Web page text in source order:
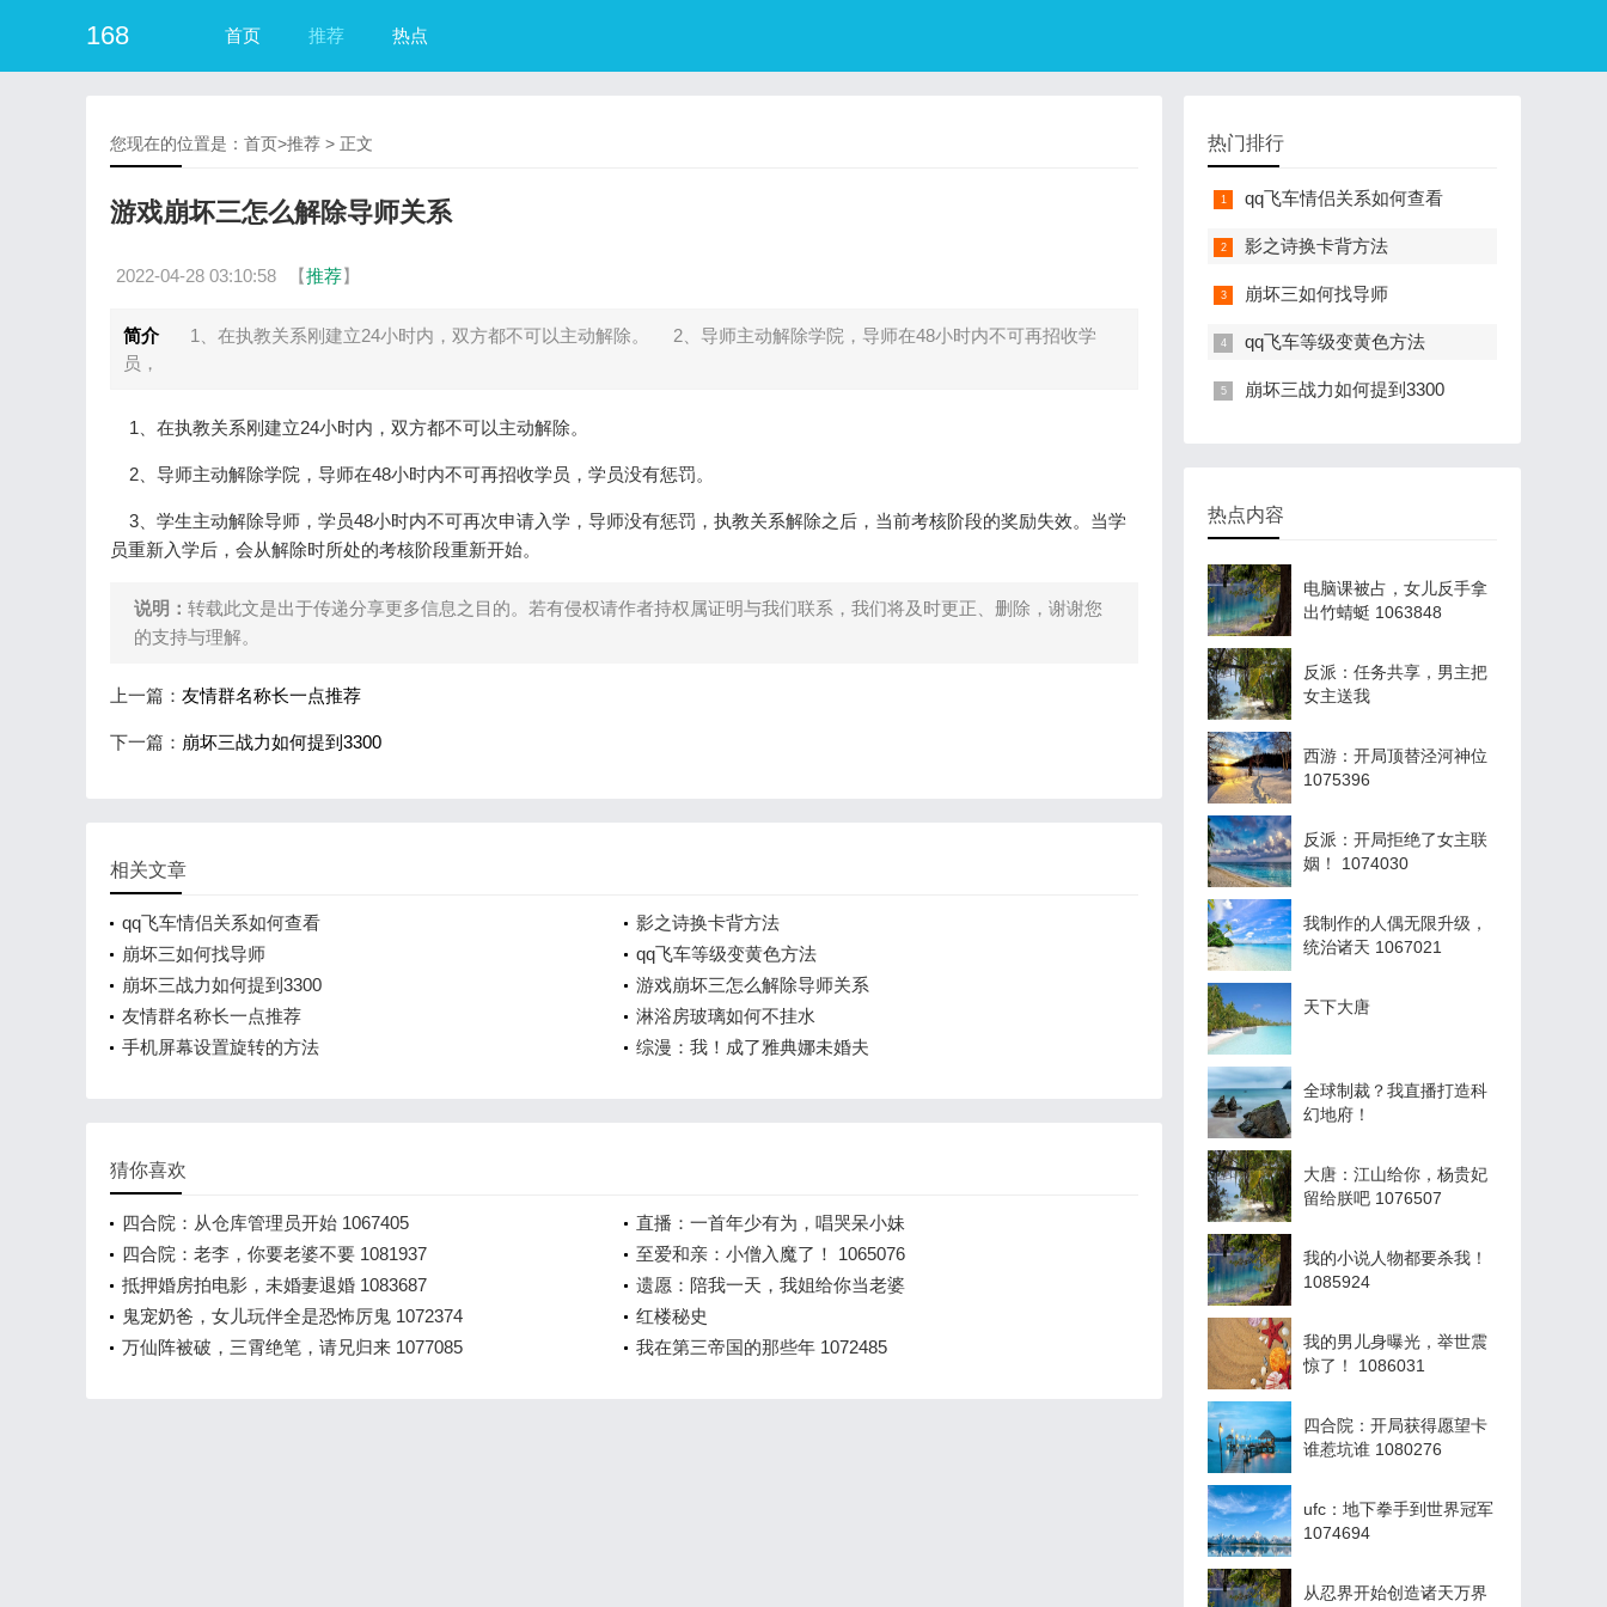
168 首页 推荐 热点
您现在的位置是： 首页>推荐 > 正文
游戏崩坏三怎么解除导师关系
2022-04-28 03:10:58 【推荐】
简介
1、在执教关系刚建立24小时内，双方都不可以主动解除。 2、导师主动解除学院，导师在48小时内不可再招收学
员，
1、在执教关系刚建立24小时内，双方都不可以主动解除。
2、导师主动解除学院，导师在48小时内不可再招收学员，学员没有惩罚。
3、学生主动解除导师，学员48小时内不可再次申请入学，导师没有惩罚，执教关系解除之后，当前考核阶段的奖励失效。当学
员重新入学后，会从解除时所处的考核阶段重新开始。
说明： 转载此文是出于传递分享更多信息之目的。若有侵权请作者持权属证明与我们联系，我们将及时更正、删除，谢谢您
的支持与理解。
上一篇： 友情群名称长一点推荐
下一篇： 崩坏三战力如何提到3300
相关文章
qq飞车情侣关系如何查看
影之诗换卡背方法
崩坏三如何找导师
qq飞车等级变黄色方法
崩坏三战力如何提到3300
游戏崩坏三怎么解除导师关系
友情群名称长一点推荐
淋浴房玻璃如何不挂水
手机屏幕设置旋转的方法
综漫：我！成了雅典娜未婚夫
猜你喜欢
四合院：从仓库管理员开始 1067405
直播：一首年少有为，唱哭呆小妹
四合院：老李，你要老婆不要 1081937
至爱和亲：小僧入魔了！ 1065076
抵押婚房拍电影，未婚妻退婚 1083687
遗愿：陪我一天，我姐给你当老婆
鬼宠奶爸，女儿玩伴全是恐怖厉鬼 1072374
红楼秘史
万仙阵被破，三霄绝笔，请兄归来 1077085
我在第三帝国的那些年 1072485
热门排行
qq飞车情侣关系如何查看
影之诗换卡背方法
崩坏三如何找导师
qq飞车等级变黄色方法
崩坏三战力如何提到3300
热点内容
电脑课被占，女儿反手拿
出竹蜻蜓 1063848
反派：任务共享，男主把
女主送我
西游：开局顶替泾河神位
1075396
反派：开局拒绝了女主联
姻！ 1074030
我制作的人偶无限升级，
统治诸天 1067021
天下大唐
全球制裁？我直播打造科
幻地府！
大唐：江山给你，杨贵妃
留给朕吧 1076507
我的小说人物都要杀我！
1085924
我的男儿身曝光，举世震
惊了！ 1086031
四合院：开局获得愿望卡
谁惹坑谁 1080276
ufc：地下拳手到世界冠军
1074694
从忍界开始创造诸天万界